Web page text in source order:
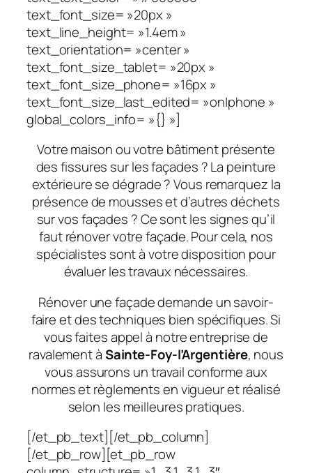
text_font_size= »20px »
text_line_height= »1.4em »
text_orientation= »center »
text_font_size_tablet= »20px »
text_font_size_phone= »16px »
text_font_size_last_edited= »on|phone »
global_colors_info= »{} »]
Votre maison ou votre bâtiment présente
des fissures sur les façades ? La peinture
extérieure se dégrade ? Vous remarquez la
présence de mousses et d’autres déchets
sur vos façades ? Ce sont les signes qu’il
faut rénover votre façade. Pour cela, nos
spécialistes sont à votre disposition pour
évaluer les travaux nécessaires.
Rénover une façade demande un savoir-
faire et des techniques bien spécifiques. Si
vous faites appel à notre entreprise de
ravalement àSainte-Foy-l’Argentière, nous
vous assurons un travail conforme aux
normes et règlements en vigueur et réalisé
selon les meilleures pratiques.
[/et_pb_text][/et_pb_column]
[/et_pb_row][et_pb_row